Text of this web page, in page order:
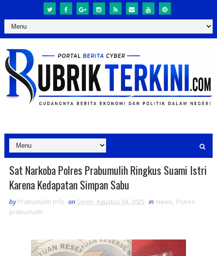
Sat Narkoba Polres Prabumulih Ringkus Suami Istri
Karena Kedapatan Simpan Sabu
by Prabumulih Info on Senin, Agustus 04, 2025 in News, Polres
prabumulih